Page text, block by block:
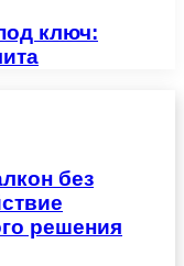
ключ:
без
решения